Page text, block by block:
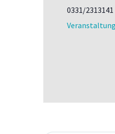
0331/2313141